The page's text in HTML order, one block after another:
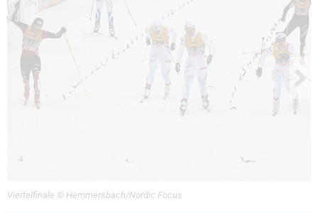
Viertelfinale © Hemmersbach/Nordic Focus